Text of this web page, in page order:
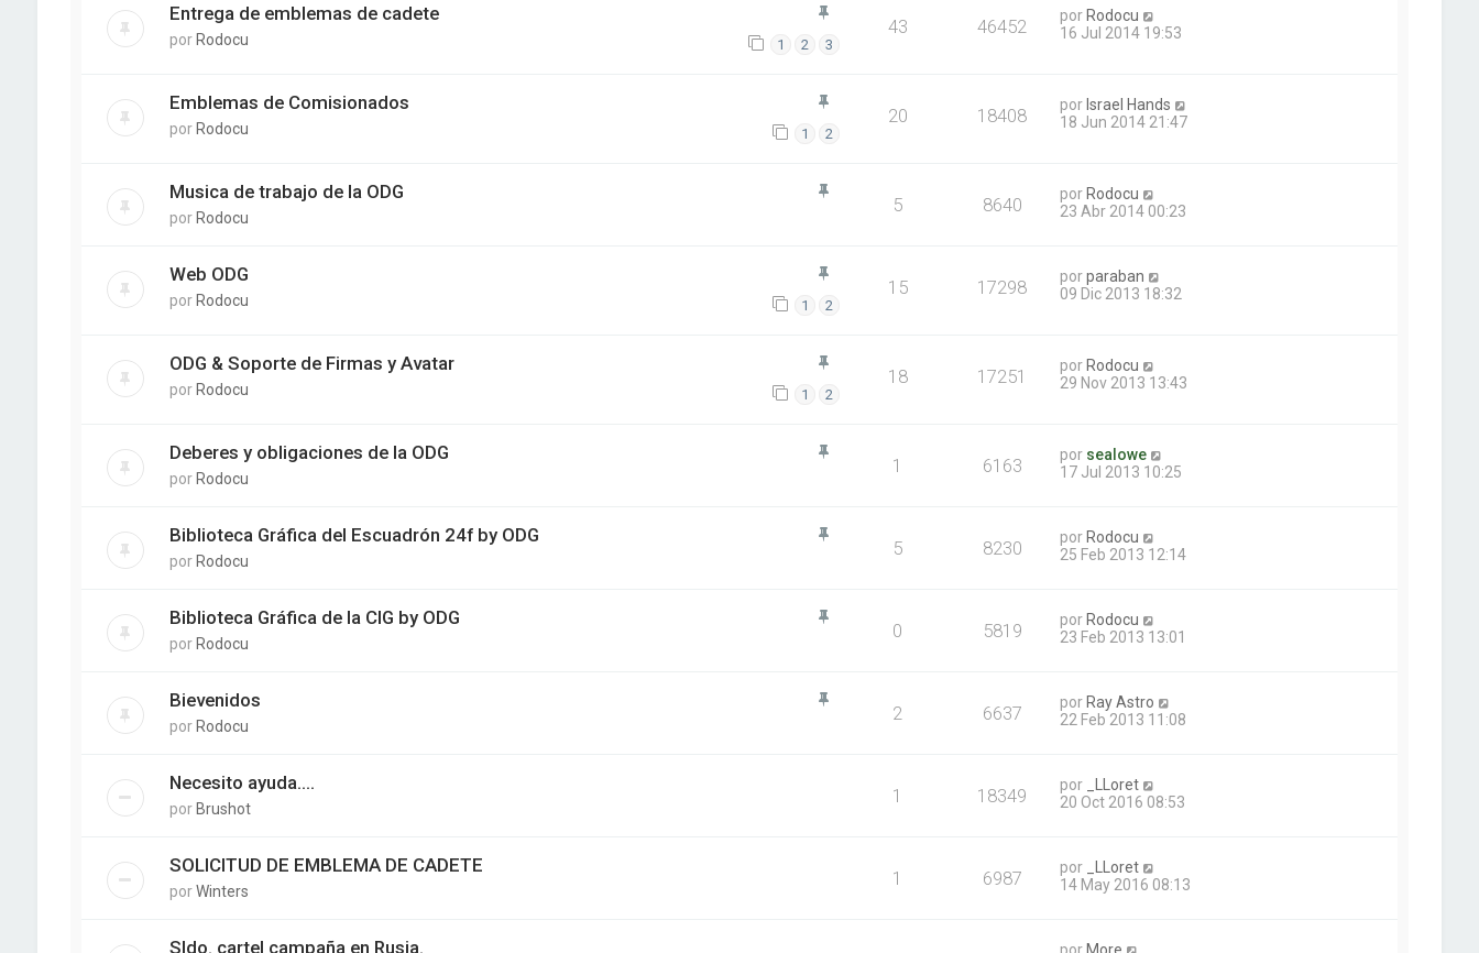
Entrega de emblemas de cadete
porRodocu 1 2 3
43 46452 porRodocu
16 Jul 2014 19:53
Emblemas de Comisionados
por Rodocu 1 2
20 18408 por Israel Hands
18 Jun 2014 21:47
Musica de trabajo de la ODG
por Rodocu
5 8640 por Rodocu
23 Abr 2014 00:23
Web ODG
por Rodocu 1 2
15 17298 porparaban
09 Dic 2013 18:32
ODG & Soporte de Firmas y Avatar
por Rodocu 1 2
18 17251 por Rodocu
29 Nov 2013 13:43
Deberes y obligaciones de la ODG
por Rodocu
1 6163 por sealowe
17 Jul 2013 10:25
Biblioteca Gráfica del Escuadrón 24f by ODG
por Rodocu
5 8230 por Rodocu
25 Feb 2013 12:14
Biblioteca Gráfica de la CIG by ODG
por Rodocu
0 5819 por Rodocu
23 Feb 2013 13:01
Bievenidos
por Rodocu
2 6637 por Ray Astro
22 Feb 2013 11:08
Necesito ayuda....
por Brushot
1 18349 por
_LLoret
20 Oct 2016 08:53
SOLICITUD DE EMBLEMA DE CADETE
porWinters
1 6987 por
_LLoret
14 May 2016 08:13
Sldo. cartel campaña en Rusia.